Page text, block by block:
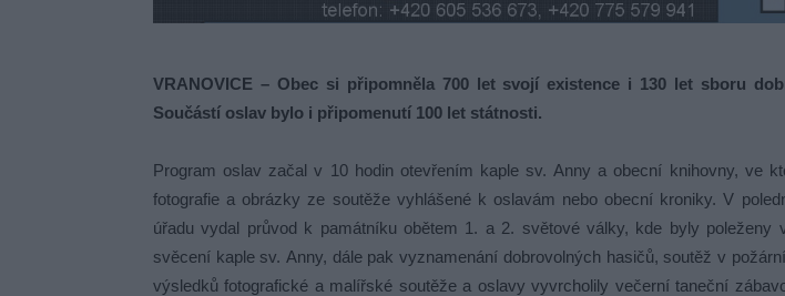
VRANOVICE – Obec si připomněla 700 let svojí existence i 130 let sboru
Součástí oslav bylo i připomenutí 100 let státnosti.
Program oslav začal v 10 hodin otevřením kaple sv. Anny a obecní knihovny, ve
fotografie a obrázky ze soutěže vyhlášené k oslavám nebo obecní kroniky. V
úřadu vydal průvod k památníku obětem 1. a 2. světové války, kde byly poleženy
svěcení kaple sv. Anny, dále pak vyznamenání dobrovolných hasičů, soutěž v
výsledků fotografické a malířské soutěže a oslavy vyvrcholily večerní taneční